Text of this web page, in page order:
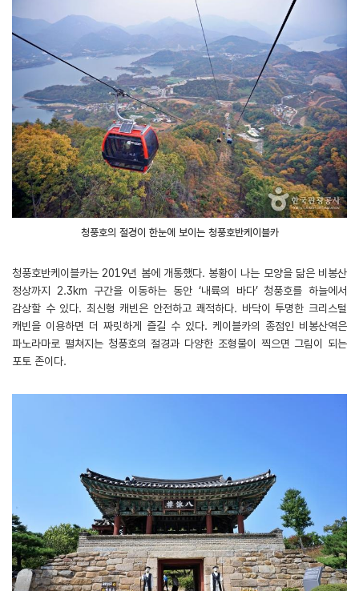
청풍호의 절경이 한눈에 보이는 청풍호반케이블카
청풍호반케이블카는 2019년 봄에 개통했다. 봉황이 나는 모양을 닮은 비봉산
정상까지 2.3km 구간을 이동하는 동안 ‘내륙의 바다’ 청풍호를 하늘에서
감상할 수 있다. 최신형 캐빈은 안전하고 쾌적하다. 바닥이 투명한 크리스털
캐빈을 이용하면 더 짜릿하게 즐길 수 있다. 케이블카의 종점인 비봉산역은
파노라마로 펼쳐지는 청풍호의 절경과 다양한 조형물이 찍으면 그림이 되는
포토 존이다.